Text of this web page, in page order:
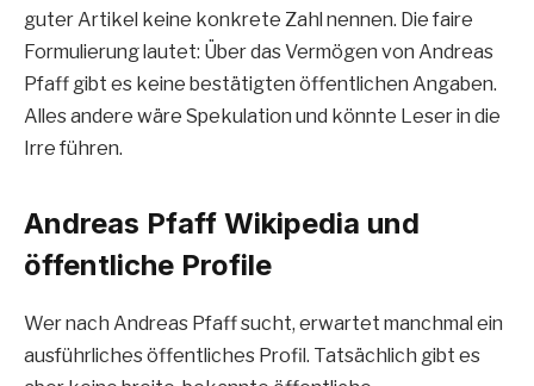
guter Artikel keine konkrete Zahl nennen. Die faire
Formulierung lautet: Über das Vermögen von Andreas
Pfaff gibt es keine bestätigten öffentlichen Angaben.
Alles andere wäre Spekulation und könnte Leser in die
Irre führen.
Andreas Pfaff Wikipedia und
öffentliche Profile
Wer nach Andreas Pfaff sucht, erwartet manchmal ein
ausführliches öffentliches Profil. Tatsächlich gibt es